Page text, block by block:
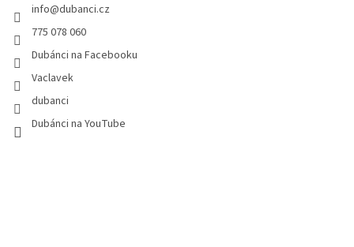
info@dubanci.cz
775 078 060
Dubánci na Facebooku
Vaclavek
dubanci
Dubánci na YouTube